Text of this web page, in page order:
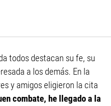
todos destacan su fe, su
a los demás. En la
y amigos eligieron la cita
combate, he llegado a la